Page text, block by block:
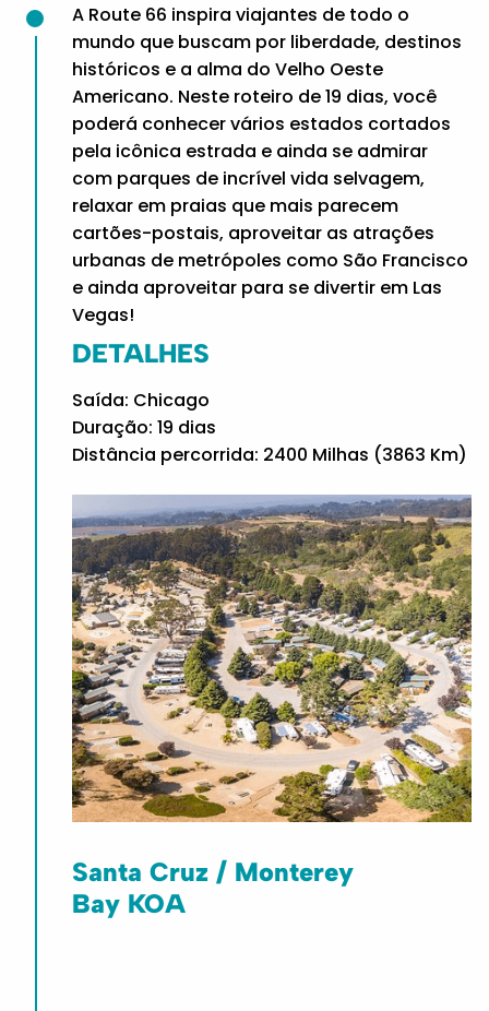
A Route 66 inspira viajantes de todo o
mundo que buscam por liberdade, destinos
históricos e a alma do Velho Oeste
Americano. Neste roteiro de 19 dias, você
poderá conhecer vários estados cortados
pela icônica estrada e ainda se admirar
com parques de incrível vida selvagem,
relaxar em praias que mais parecem
cartões-postais, aproveitar as atrações
urbanas de metrópoles como São Francisco
e ainda aproveitar para se divertir em Las
Vegas!
DETALHES
Saída: Chicago
Duração: 19 dias
Distância percorrida: 2400 Milhas (3863 Km)
Santa Cruz / Monterey
Bay KOA